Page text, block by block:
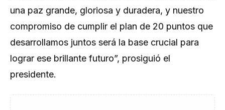
una paz grande, gloriosa y duradera, y nuestro
compromiso de cumplir el plan de 20 puntos que
desarrollamos juntos será la base crucial para
lograr ese brillante futuro”, prosiguió el
presidente.